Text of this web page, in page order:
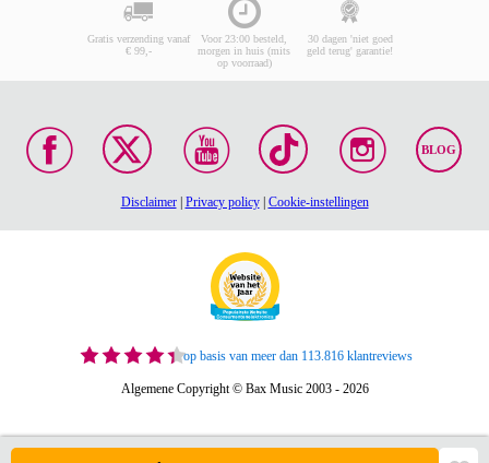
Gratis verzending vanaf
€ 99,-
Voor 23:00 besteld,
morgen in huis (mits
op voorraad)
30 dagen 'niet goed
geld terug' garantie!
BLOG
Disclaimer| Privacy policy| Cookie-instellingen
op basis van meer dan 113.816 klantreviews
Algemene Copyright © Bax Music 2003 - 2026